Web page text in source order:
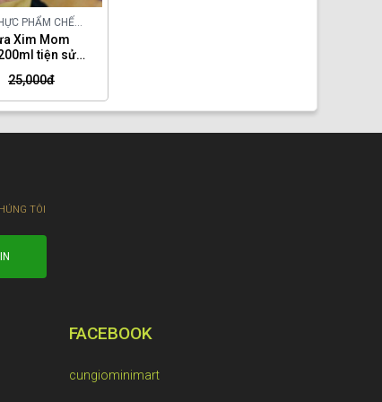
PHẨM CHẾ
Xim Mom
tiện sử
25,000đ
TÔI
FACEBOOK
cungiominimart